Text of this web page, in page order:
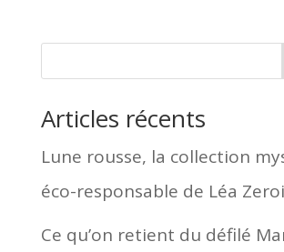
Articles récents
Lune rousse, la collection
éco-responsable de Léa
Ce qu’on retient du défilé